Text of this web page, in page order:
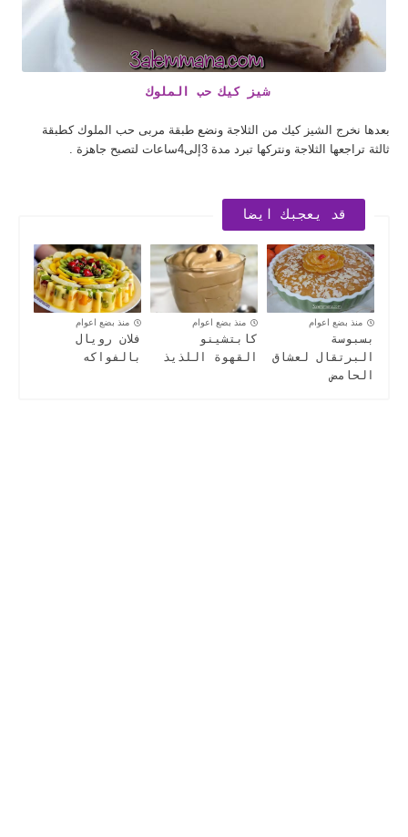
شيز كيك حب الملوك
بعدها نخرج الشيز كيك من الثلاجة ونضع طبقة مربى حب الملوك كطبقة
ثالثة تراجعها الثلاجة ونتركها تبرد مدة 3إلى4ساعات لتصبح جاهزة .
قد يعجبك ايضا
منذ بضع اعوام
بسبوسة
البرتقال لعشاق
الحامض
منذ بضع اعوام
كابتشينو
القهوة اللذيذ
منذ بضع اعوام
فلان رويال
بالفواكه